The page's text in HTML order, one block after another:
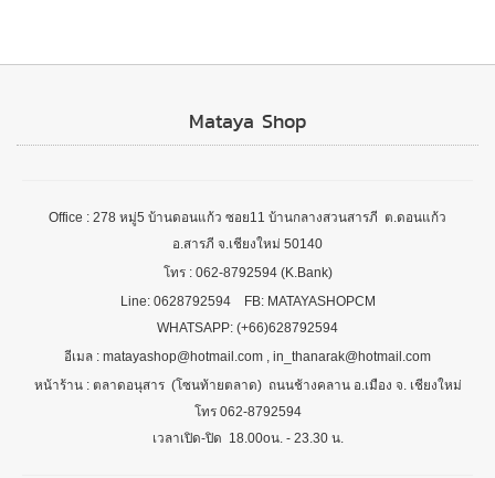
Mataya Shop
Office : 278 หมู่5 บ้านดอนแก้ว ซอย11 บ้านกลางสวนสารภี ต.ดอนแก้ว
อ.สารภี จ.เชียงใหม่ 50140
โทร : 062-8792594 (K.Bank)
Line: 0628792594 FB: MATAYASHOPCM
WHATSAPP: (+66)628792594
อีเมล : matayashop@hotmail.com , in_thanarak@hotmail.com
หน้าร้าน : ตลาดอนุสาร (โซนท้ายตลาด) ถนนช้างคลาน อ.เมือง จ. เชียงใหม่
โทร 062-8792594
เวลาเปิด-ปิด 18.00oน. - 23.30 น.